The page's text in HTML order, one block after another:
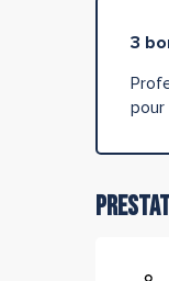
3
pour